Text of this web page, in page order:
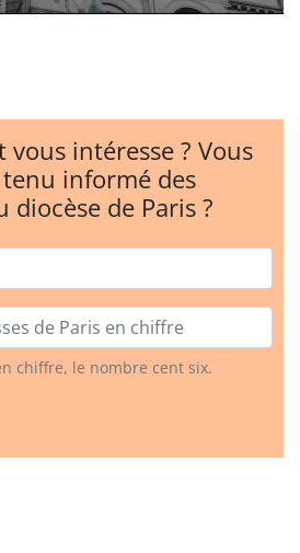
vous intéresse ? Vous
informé des
diocèse de Paris ?
chiffre, le nombre cent six.